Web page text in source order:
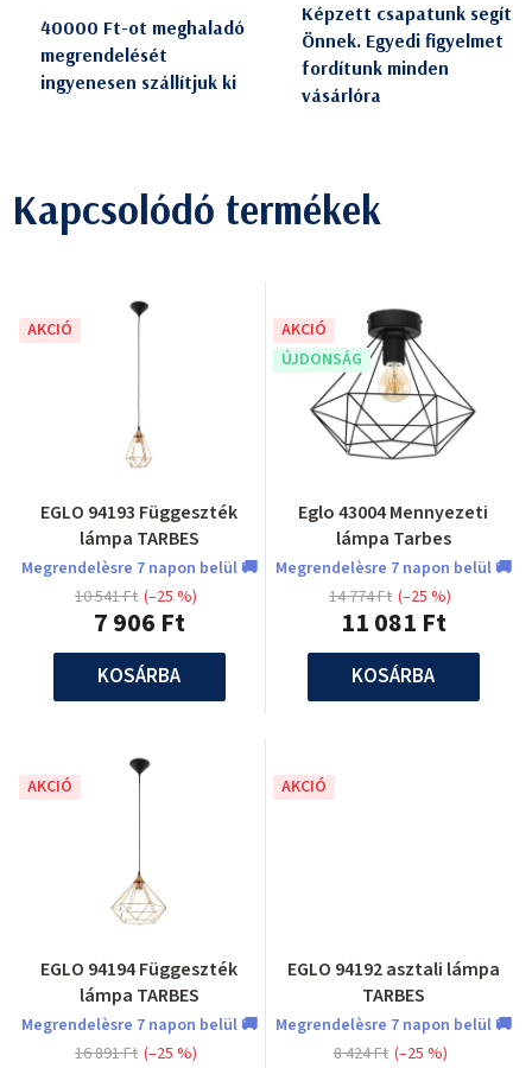
40000 Ft-ot meghaladó
megrendelését
ingyenesen szállítjuk ki
Képzett csapatunk segít
Önnek. Egyedi figyelmet
fordítunk minden
vásárlóra
Kapcsolódó termékek
AKCIÓ
EGLO 94193 Függeszték
lámpa TARBES
Megrendelèsre 7 napon belül 🚚
7 906 Ft
10 541 Ft (–25 %)
KOSÁRBA
AKCIÓ
ÚJDONSÁG
Eglo 43004 Mennyezeti
lámpa Tarbes
Megrendelèsre 7 napon belül 🚚
11 081 Ft
14 774 Ft (–25 %)
KOSÁRBA
AKCIÓ
EGLO 94194 Függeszték
lámpa TARBES
Megrendelèsre 7 napon belül 🚚
16 891 Ft (–25 %)
AKCIÓ
EGLO 94192 asztali lámpa
TARBES
Megrendelèsre 7 napon belül 🚚
8 424 Ft (–25 %)